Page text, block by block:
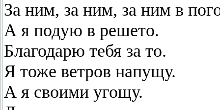
За ним, за ним, за ним в
А я подую в решето.
Благодарю тебя за то.
Я тоже ветров напущу.
А я своими угощу.